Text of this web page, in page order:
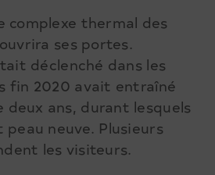
complexe thermal des
ses portes.
déclenché dans les
fin 2020 avait entraîné
ans, durant lesquels
neuve. Plusieurs
les visiteurs.